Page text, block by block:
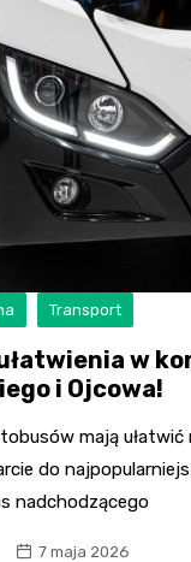
Transport
w
i Ojcowa!
mają ułatwić
do
nadchodzącego
7 maja 2026